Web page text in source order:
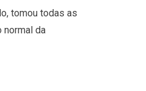
tomou todas as
normal da